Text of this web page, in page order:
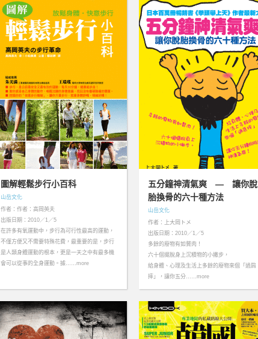
圖解輕鬆步行小百科
山岳文化
作者：作者：高岡英夫
出版日期：2010／1／5
在許多有氧運動中，步行為可行性最高的運動，
不僅方便又不需要特殊花費，最重要的是，步行
是人類身體運動的根本，更是一天之中有最多機
會可以從事的全身運動。據……more
五分鐘神清氣爽 — 讓你脫
胎換骨的六十種方法
山岳文化
作者：上大岡トメ
出版日期：2010／1／5
多餘的廢物有如贅肉！
六十個擺脫身上沉積物的小撇步，
給身體、心理及生活上多餘的廢物來個「過肩
摔」，讓你五分……more